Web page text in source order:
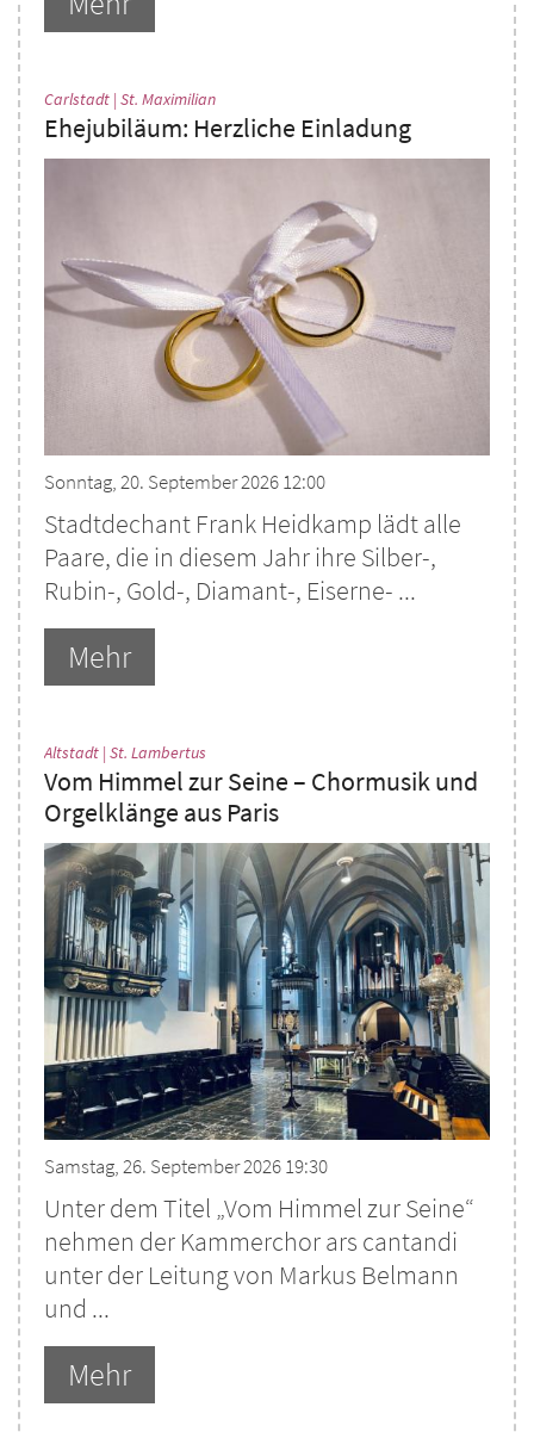
Carlstadt | St. Maximilian:
Ehejubiläum: Herzliche Einladung
Sonntag, 20. September 2026 12:00
Stadtdechant Frank Heidkamp lädt alle
Paare, die in diesem Jahr ihre Silber-,
Rubin-, Gold-, Diamant-, Eiserne- ...
Mehr
Altstadt | St. Lambertus
Vom Himmel zur Seine – Chormusik und
Orgelklänge aus Paris
Samstag, 26. September 2026 19:30
Unter dem Titel „Vom Himmel zur Seine“
nehmen der Kammerchor ars cantandi
unter der Leitung von Markus Belmann
und ...
Mehr